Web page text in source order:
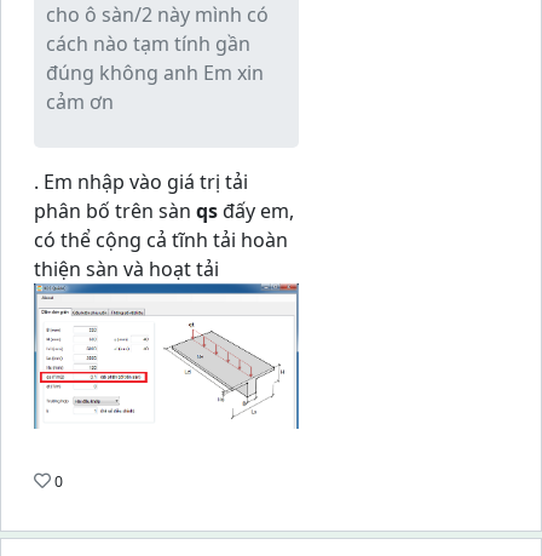
cho ô sàn/2 này mình có
cách nào tạm tính gần
đúng không anh Em xin
cảm ơn
. Em nhập vào giá trị tải
phân bố trên sàn qsđấy em,
có thể cộng cả tĩnh tải hoàn
thiện sàn và hoạt tải
0